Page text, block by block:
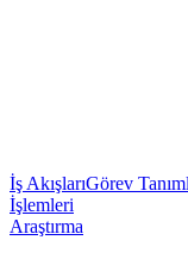
İş AkışlarıGörev
İşlemleri
Araştırma